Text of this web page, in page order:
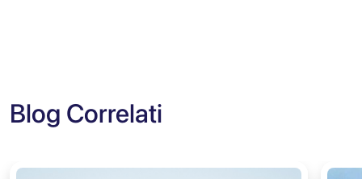
Blog Correlati